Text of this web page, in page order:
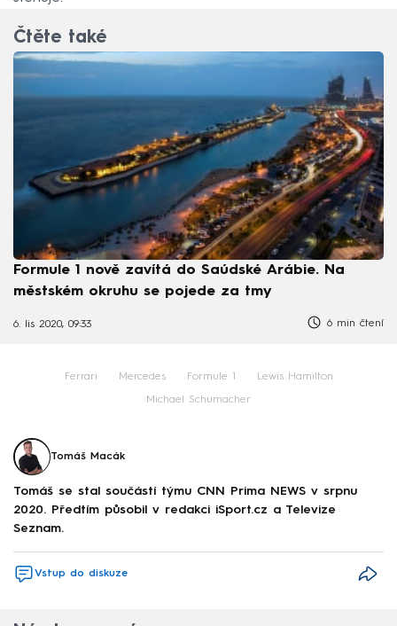
Čtěte také
Formule 1 nově zavítá do Saúdské Arábie. Na
městském okruhu se pojede za tmy
6. lis 2020, 09:33 6 min čtení
Ferrari Mercedes Formule 1 Lewis Hamilton
Michael Schumacher
Tomáš Macák
Tomáš se stal součástí týmu CNN Prima NEWS v srpnu
2020. Předtím působil v redakci iSport.cz a Televize
Seznam.
Vstup do diskuze